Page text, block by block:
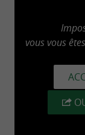
vous vous